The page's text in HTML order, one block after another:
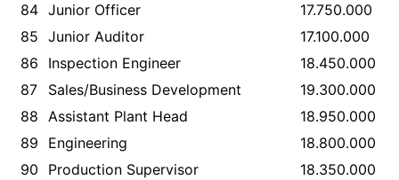
84 Junior Officer
17.750.000
85 Junior Auditor
17.100.000
86
Inspection Engineer
18.450.000
87
Sales/Business Development
19.300.000
88 Assistant Plant Head
18.950.000
89
Engineering
18.800.000
90
Production Supervisor
18.350.000